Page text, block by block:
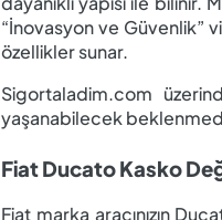
“İnovasyon ve Güvenlik”
özellikler sunar.
Sigortaladim.com
yaşanabilecek
Fiat Ducato Kasko
Fiat marka aracınızın